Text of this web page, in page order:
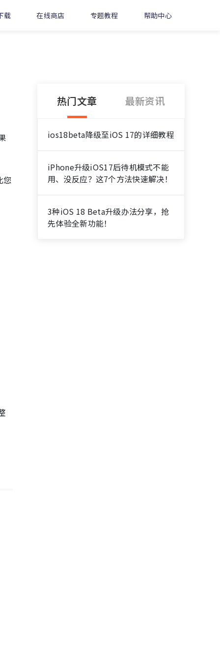
载 在线商店 专题教程 帮助中心
您
热门文章 最新资讯
ios18beta降级至iOS 17的详细教程
iPhone升级iOS17后待机模式不能
用、没反应？这7个方法快速解决！
3种iOS 18 Beta升级办法分享，抢
先体验全新功能！